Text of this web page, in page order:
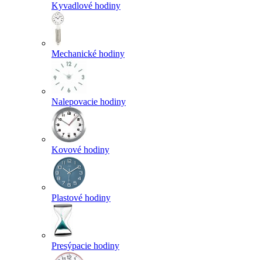
Kyvadlové hodiny
Mechanické hodiny
Nalepovacie hodiny
Kovové hodiny
Plastové hodiny
Presýpacie hodiny